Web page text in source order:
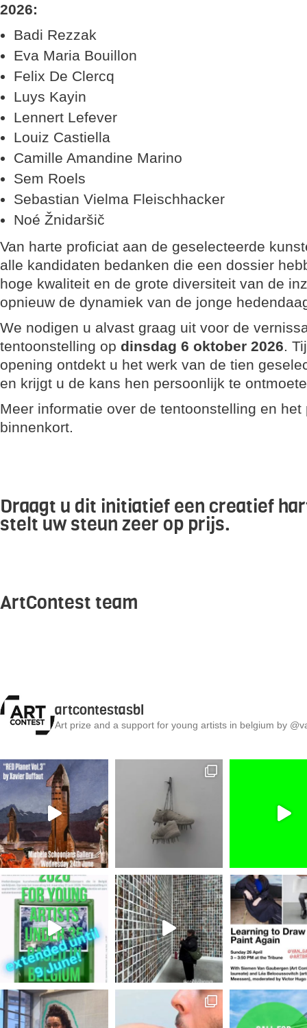
2026:
Badi Rezzak
Eva Maria Bouillon
Felix De Clercq
Luys Kayin
Lennert Lefever
Louiz Castiella
Camille Amandine Marino
Sem Roels
Sebastian Vielma Fleischhacker
Noé Žnidaršič
Van harte proficiat aan de geselecteerde
alle kandidaten bedanken die een dossier
hoge kwaliteit en de grote diversiteit van de
opnieuw de dynamiek van de jonge
We nodigen u alvast graag uit voor de
tentoonstelling op dinsdag 6 oktober 2026.
opening ontdekt u het werk van de tien
en krijgt u de kans hen persoonlijk te
Meer informatie over de tentoonstelling en
binnenkort.
Draagt u dit initiatief een creatief
stelt uwsteun zeer op prijs.
ArtContest team
artcontestasbl
Art prize and a support for young artists in belgium by